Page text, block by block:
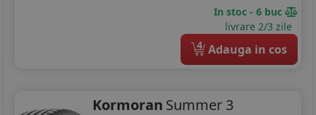
In stoc - 6 buc
livrare 2/3 zile
4 Adauga in cos
Kormoran Summer 3